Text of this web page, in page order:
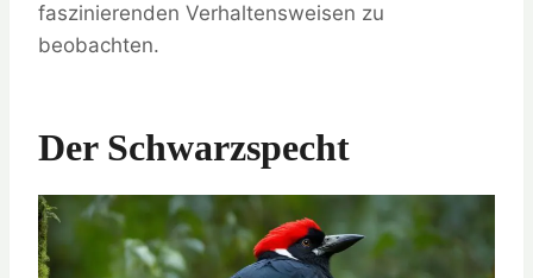
faszinierenden Verhaltensweisen zu
beobachten.
Der Schwarzspecht